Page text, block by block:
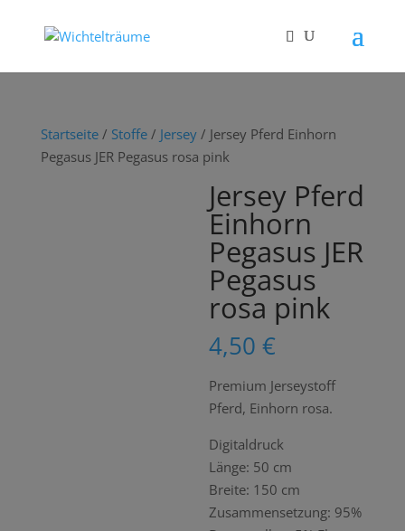
Startseite/ Stoffe/ Jersey/ Jersey Pferd Einhorn
Pegasus JER Pegasus rosa pink
Jersey Pferd
Einhorn
Pegasus JER
Pegasus
rosa pink
4,50€
Premium Jerseystoff
Pferd, Einhorn rosa.
Digitaldruck
Länge: 50 cm
Breite: 150 cm
Zusammensetzung: 95%